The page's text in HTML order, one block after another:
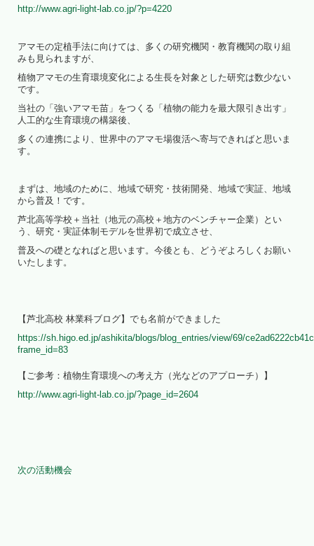
http://www.agri-light-lab.co.jp/?p=4220
アマモの定植手法に向けては、多くの研究機関・教育機関の取り組
みも見られますが、
植物アマモの生育環境変化による生長を対象とした研究は数少ない
です。
当社の「強いアマモ苗」をつくる「植物の能力を最大限引き出す」
人工的な生育環境の構築後、
多くの連携により、世界中のアマモ場復活へ寄与できればと思いま
す。
まずは、地域のために、地域で研究・技術開発、地域で実証、地域
から普及！です。
芦北高等学校＋当社（地元の高校＋地方のベンチャー企業）とい
う、研究・実証体制モデルを世界初で成立させ、
普及への礎となればと思います。今後とも、どうぞよろしくお願い
いたします。
【芦北高校 林業科ブログ】でも名前ができました
https://sh.higo.ed.jp/ashikita/blogs/blog_entries/view/69/
frame_id=83
【ご参考：植物生育環境への考え方（光などのアプローチ）】
http://www.agri-light-lab.co.jp/?page_id=2604
次の活動機会